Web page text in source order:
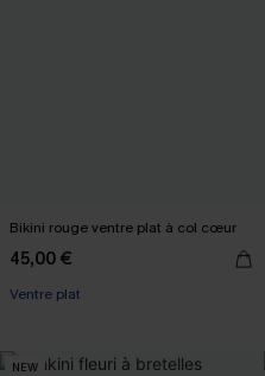
Bikini rouge ventre plat à col cœur
45,00 €
Ventre plat
NEW